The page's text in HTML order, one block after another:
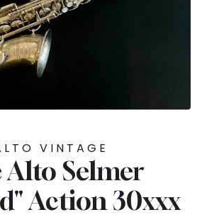
VINTAGE
Alto Selmer
Action 30xxx